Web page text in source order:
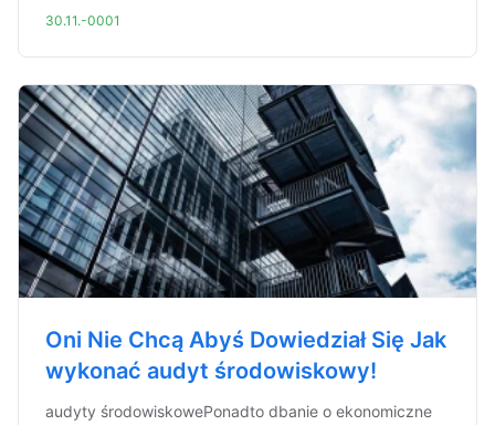
30.11.-0001
Oni Nie Chcą Abyś Dowiedział Się Jak
wykonać audyt środowiskowy!
audyty środowiskowePonadto dbanie o ekonomiczne